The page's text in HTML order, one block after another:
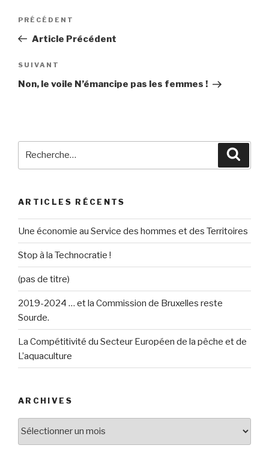
Navigation
Article
précédent
PRÉCÉDENT
Article Précédent
Article
suivant
SUIVANT
Non, le voile N’émancipe pas les femmes !
ARTICLES RÉCENTS
Une économie au Service des hommes et des Territoires
Stop à la Technocratie !
(pas de titre)
2019-2024 … et la Commission de Bruxelles reste
Sourde.
La Compétitivité du Secteur Européen de la pêche et de
L’aquaculture
ARCHIVES
Archives